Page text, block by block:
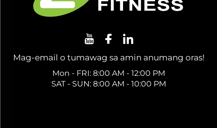
Mag-email o tumawag sa amin anumang oras!
Mon - FRI: 8:00 AM - 12:00 PM
SAT - SUN: 8:00 AM - 10:00 PM